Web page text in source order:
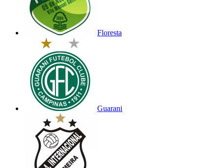
Floresta
Guarani